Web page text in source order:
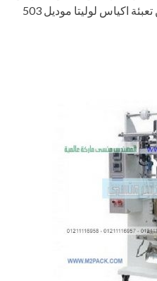
الظهر سنتر سيلنج مواصفات مكن تعبئة اكياس لوليتا موديل 503